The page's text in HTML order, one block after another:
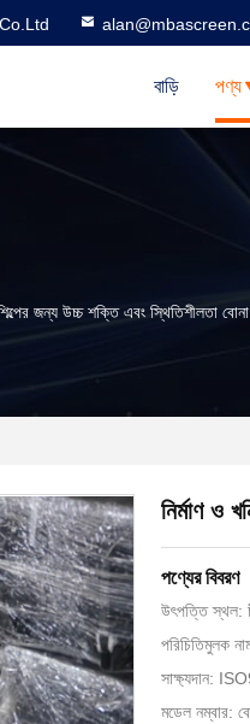
বাড়ি পণ্য
জন্য উচ্চ শক্তি এবং স্থিতিশীলতা
নির্মাণ ও
পণ্যের বিবরণ
উৎপত্তি স্থল:
পরিচিতিমুলক
সাক্ষ্যদান:
মডেল নম্বার: